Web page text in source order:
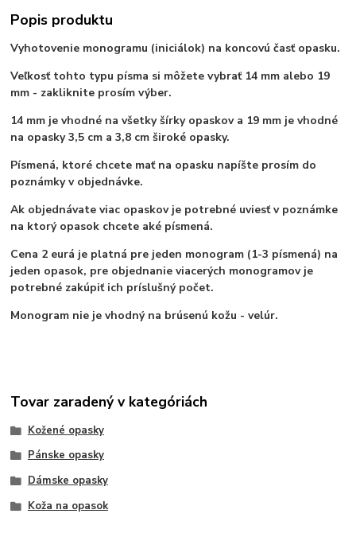
Popis produktu
Vyhotovenie monogramu (iniciálok) na koncovú časť opasku.
Veľkosť tohto typu písma si môžete vybrať 14 mm alebo 19
mm - zakliknite prosím výber.
14 mm je vhodné na všetky šírky opaskov a 19 mm je vhodné
na opasky 3,5 cm a 3,8 cm široké opasky.
Písmená, ktoré chcete mať na opasku napíšte prosím do
poznámky v objednávke.
Ak objednávate viac opaskov je potrebné uviesť v poznámke
na ktorý opasok chcete aké písmená.
Cena 2 eurá je platná pre jeden monogram (1-3 písmená) na
jeden opasok, pre objednanie viacerých monogramov je
potrebné zakúpiť ich príslušný počet.
Monogram nie je vhodný na brúsenú kožu - velúr.
Tovar zaradený v kategóriách
Kožené opasky
Pánske opasky
Dámske opasky
Koža na opasok